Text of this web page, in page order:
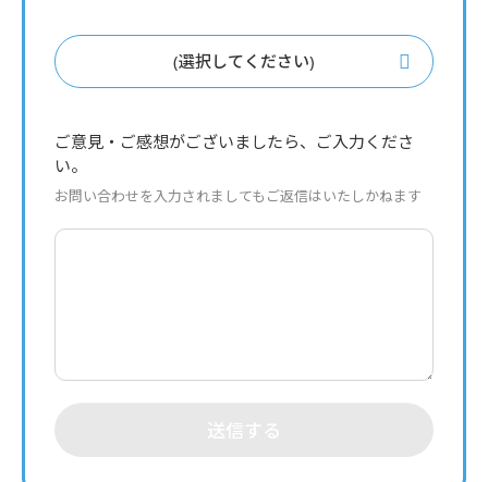
(選択してください)
ご意見・ご感想がございましたら、ご入力くださ
い。
お問い合わせを入力されましてもご返信はいたしかねます
送信する